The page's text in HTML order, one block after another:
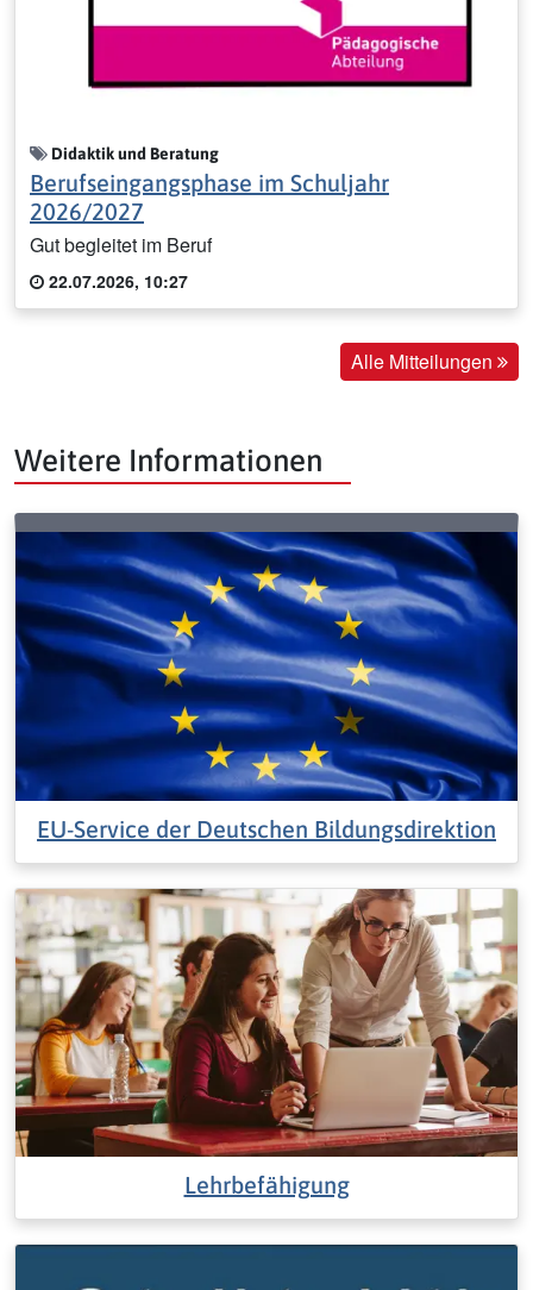
Didaktik und Beratung
Berufseingangsphase im Schuljahr
2026/2027
Gut begleitet im Beruf
22.07.2026, 10:27
Alle Mitteilungen
Weitere Informationen
EU-Service der Deutschen Bildungsdirektion
Lehrbefähigung